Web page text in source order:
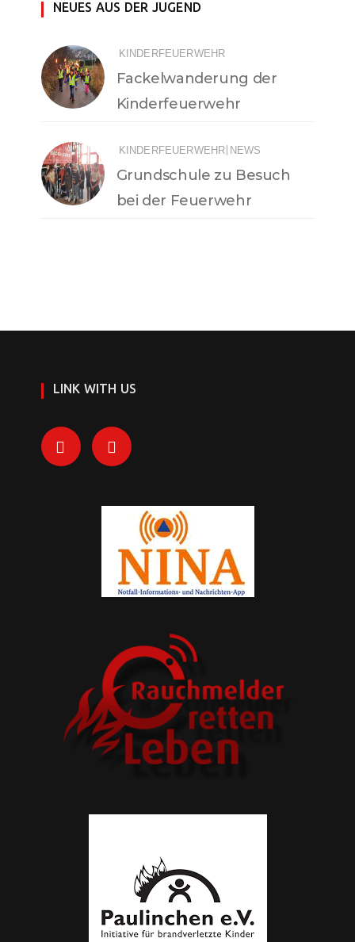
NEUES AUS DER JUGEND
KINDERFEUERWEHR
Fackelwanderung der
Kinderfeuerwehr
KINDERFEUERWEHR NEWS
Grundschule zu Besuch
bei der Feuerwehr
LINK WITH US